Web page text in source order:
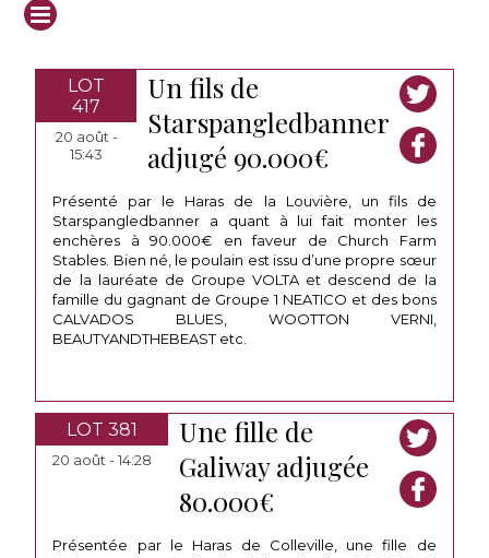
LOT
417
20 août -
15:43
Un fils de
Starspangledbanner
adjugé 90.000€
Présenté par le Haras de la Louvière, un fils de
Starspangledbanner a quant à lui fait monter les
enchères à 90.000€ en faveur de Church Farm
Stables. Bien né, le poulain est issu d’une propre sœur
de la lauréate de Groupe VOLTA et descend de la
famille du gagnant de Groupe 1 NEATICO et des bons
CALVADOS BLUES, WOOTTON VERNI,
BEAUTYANDTHEBEAST etc.
LOT 381
20 août - 14:28
Une fille de
Galiway adjugée
80.000€
Présentée par le Haras de Colleville, une fille de